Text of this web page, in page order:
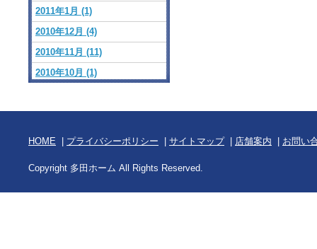
2011年1月 (1)
2010年12月 (4)
2010年11月 (11)
2010年10月 (1)
HOME プライバシーポリシー サイトマップ| 店舗案内 お問い
Copyright 多田ホーム All Rights Reserved.